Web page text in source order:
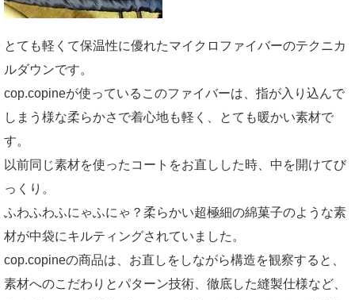
とても軽くて保温性に優れたマイクロファイバーのテクニカ
ルダウンです。
cop.copineが使っているこのファイバーは、指が入り込んで
しまう様な柔らかさで着心地も軽く、とても暖かい素材で
す。
以前同じ素材を使ったコートをお直しした時、中を開けてび
っくり。
ふわふわふにゃふにゃ？柔らかい超極細の綿菓子のような素
材が中袋にキルティングされていました。
cop.copineの商品は、お直しをしながら構造を観察すると、
素材へのこだわりとパターン技術、徹底した縫製仕様など、